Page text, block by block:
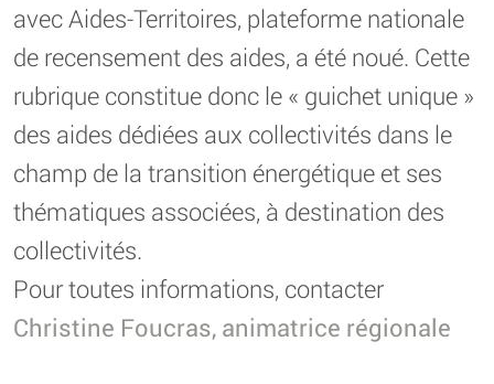
avec Aides-Territoires, plateforme nationale
de recensement des aides, a été noué. Cette
rubrique constitue donc le « guichet unique »
des aides dédiées aux collectivités dans le
champ de la transition énergétique et ses
thématiques associées, à destination des
collectivités.
Pour toutes informations, contacter
Christine Foucras, animatrice régionale